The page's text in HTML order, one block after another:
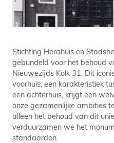
Stichting Herahuis en
gebundeld voor het behoud
Nieuwezijds Kolk 31. Dit
voorhuis, een karakteristiek
een achterhuis, krijgt een
onze gezamenlijke ambities
alleen het behoud van dit
verduurzamen we het
standaarden.